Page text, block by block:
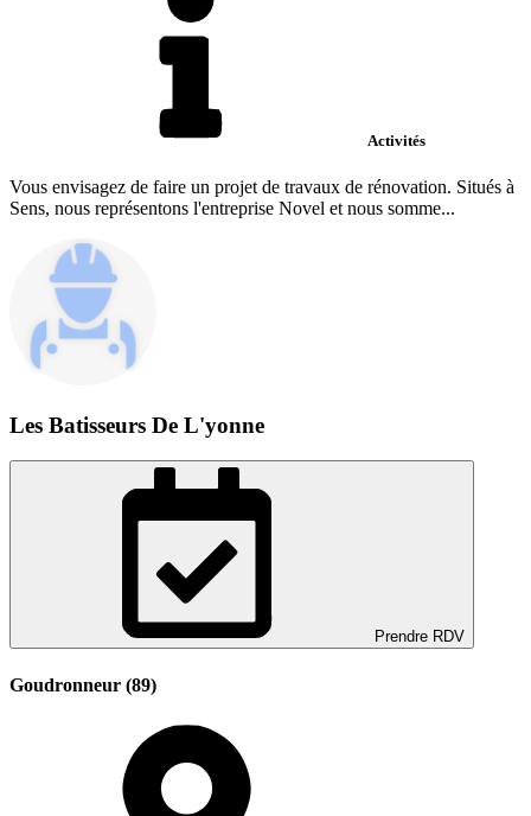
Activités
Vous envisagez de faire un projet de travaux de rénovation. Situés à
Sens, nous représentons l'entreprise Novel et nous somme...
Les Batisseurs De L'yonne
Prendre RDV
Goudronneur (89)